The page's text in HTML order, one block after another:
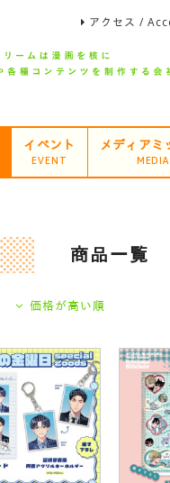
アクセス /
イベント
EVENT
メディアミ
商品一覧
価格が高い順